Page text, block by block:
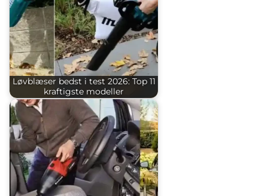
Løvblæser bedst i test 2026: Top 11
kraftigste modeller